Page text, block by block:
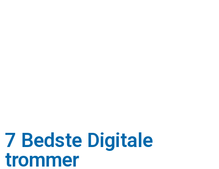
7 Bedste Digitale
trommer